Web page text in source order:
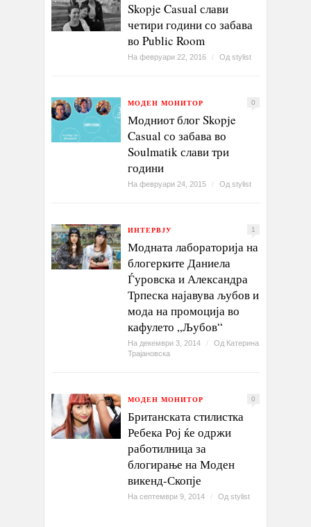
Skopje Casual слави
четири години со забава
во Public Room
На февруари 22, 2016 / Од stylist
МОДЕН МОНИТОР 0
Модниот блог Skopje
Casual со забава во
Soulmatik слави три
години
На февруари 24, 2015 / Од stylist
ИНТЕРВЈУ 1
Модната лабораторија на
блогерките Даниела
Ѓуровска и Александра
Трпеска најавува љубов и
мода на промоција во
кафулето „Љубов“
На декември 3, 2014 / Од Катерина
Трајановска
МОДЕН МОНИТОР 0
Британската стилистка
Ребека Рој ќе одржи
работилница за
блогирање на Моден
викенд-Скопје
На септември 9, 2014 / Од stylist